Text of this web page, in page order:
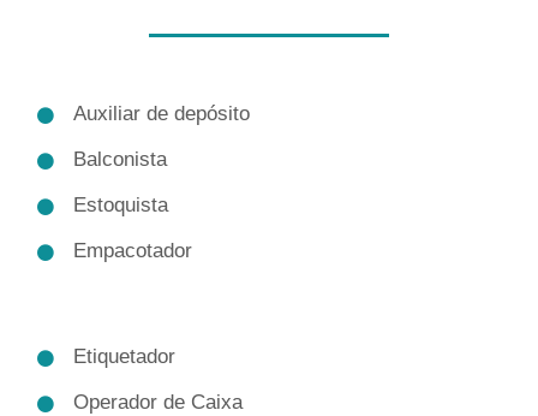
Auxiliar de depósito
Balconista
Estoquista
Empacotador
Etiquetador
Operador de Caixa